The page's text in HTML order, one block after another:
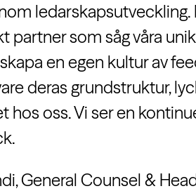
ledarskapsutveckling.
partner som såg våra
en egen kultur av
deras grundstruktur,
hos oss. Vi ser en
General Counsel &